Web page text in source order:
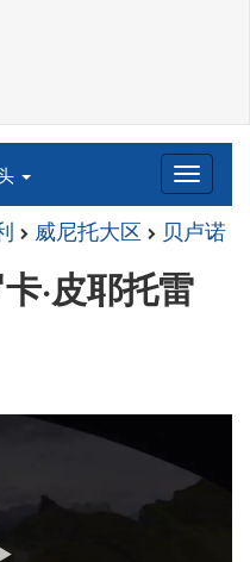
威尼托大区 贝卢诺
·皮耶托雷